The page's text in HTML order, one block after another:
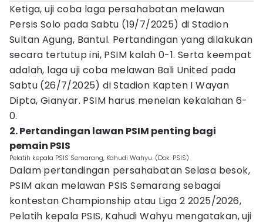
Ketiga, uji coba laga persahabatan melawan
Persis Solo pada Sabtu (19/7/2025) di Stadion
Sultan Agung, Bantul. Pertandingan yang dilakukan
secara tertutup ini, PSIM kalah 0-1. Serta keempat
adalah, laga uji coba melawan Bali United pada
Sabtu (26/7/2025) di Stadion Kapten I Wayan
Dipta, Gianyar. PSIM harus menelan kekalahan 6-
0.
2. Pertandingan lawan PSIM penting bagi
pemain PSIS
Pelatih kepala PSIS Semarang, Kahudi Wahyu. (Dok. PSIS)
Dalam pertandingan persahabatan Selasa besok,
PSIM akan melawan PSIS Semarang sebagai
kontestan Championship atau Liga 2 2025/2026,
Pelatih kepala PSIS, Kahudi Wahyu mengatakan, uji